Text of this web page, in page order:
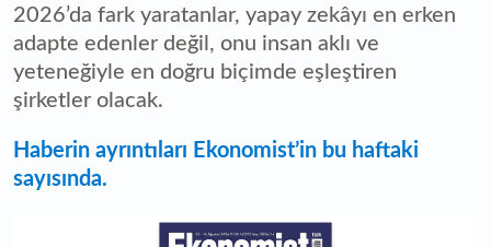
2026’da fark yaratanlar, yapay zekâyı en erken
adapte edenler değil, onu insan aklı ve
yeteneğiyle en doğru biçimde eşleştiren
şirketler olacak.
Haberin ayrıntıları Ekonomist’in bu haftaki
sayısında.